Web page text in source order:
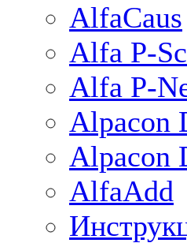
AlfaCaus
Alfa P-
Alfa P-
Alpacon
Alpacon
AlfaAdd